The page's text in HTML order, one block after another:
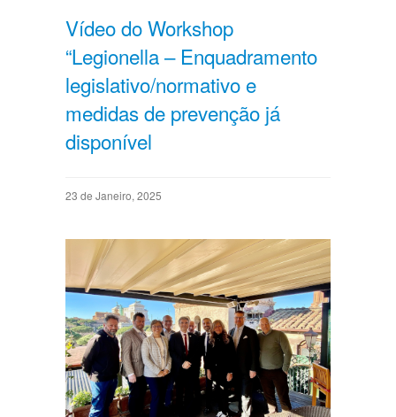
Vídeo do Workshop
“Legionella – Enquadramento
legislativo/normativo e
medidas de prevenção já
disponível
23 de Janeiro, 2025